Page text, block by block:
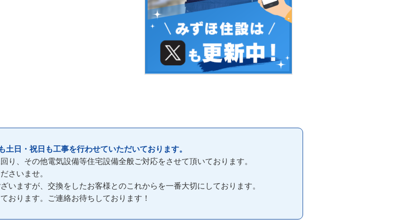
日・祝日も工事を行わせていただいております。
り、その他電気設備等住宅設備全般ご対応をさせて頂いております。
さいませ。
いますが、交換をしたお客様とのこれからを一番大切にしております。
おります。ご連絡お待ちしております！